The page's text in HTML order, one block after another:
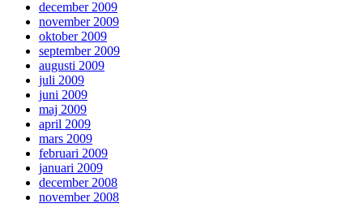
december 2009
november 2009
oktober 2009
september 2009
augusti 2009
juli 2009
juni 2009
maj 2009
april 2009
mars 2009
februari 2009
januari 2009
december 2008
november 2008